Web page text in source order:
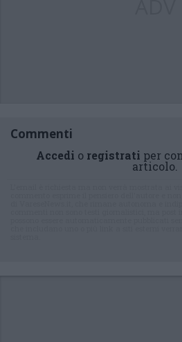
Commenti
Accedi o registrati per
articolo.